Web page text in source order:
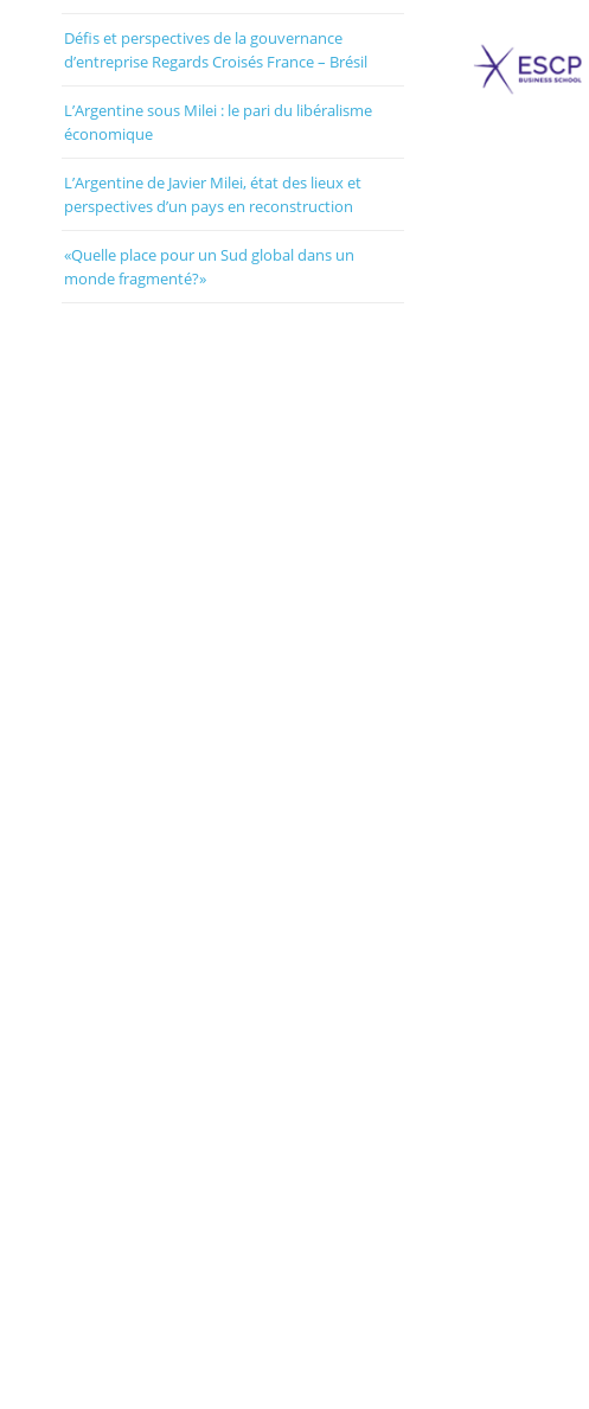
Défis et perspectives de la gouvernance
d’entreprise Regards Croisés France – Brésil
L’Argentine sous Milei : le pari du libéralisme
économique
L’Argentine de Javier Milei, état des lieux et
perspectives d’un pays en reconstruction
«Quelle place pour un Sud global dans un
monde fragmenté?»